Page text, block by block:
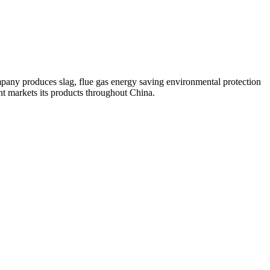
produces slag, flue gas energy saving environmental protection
markets its products throughout China.